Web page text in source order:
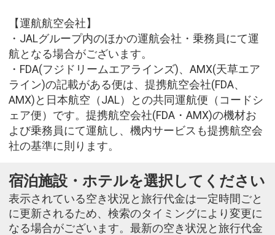
【運航航空会社】
・JALグループ内のほかの運航会社・乗務員にて運
航となる場合がございます。
・FDA(フジドリームエアラインズ)、AMX(天草エア
ライン)の記載がある便は、提携航空会社(FDA、
AMX)と日本航空（JAL）との共同運航便（コードシ
ェア便）です。提携航空会社(FDA・AMX)の機材お
よび乗務員にて運航し、機内サービスも提携航空会
社の基準に則ります。
宿泊施設・ホテルを選択してください
表示されている空き状況と旅行代金は一定時間ごと
に更新されるため、検索のタイミングにより変更に
なる場合がございます。最新の空き状況と旅行代金